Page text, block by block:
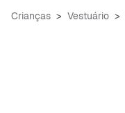
Crianças Vestuário